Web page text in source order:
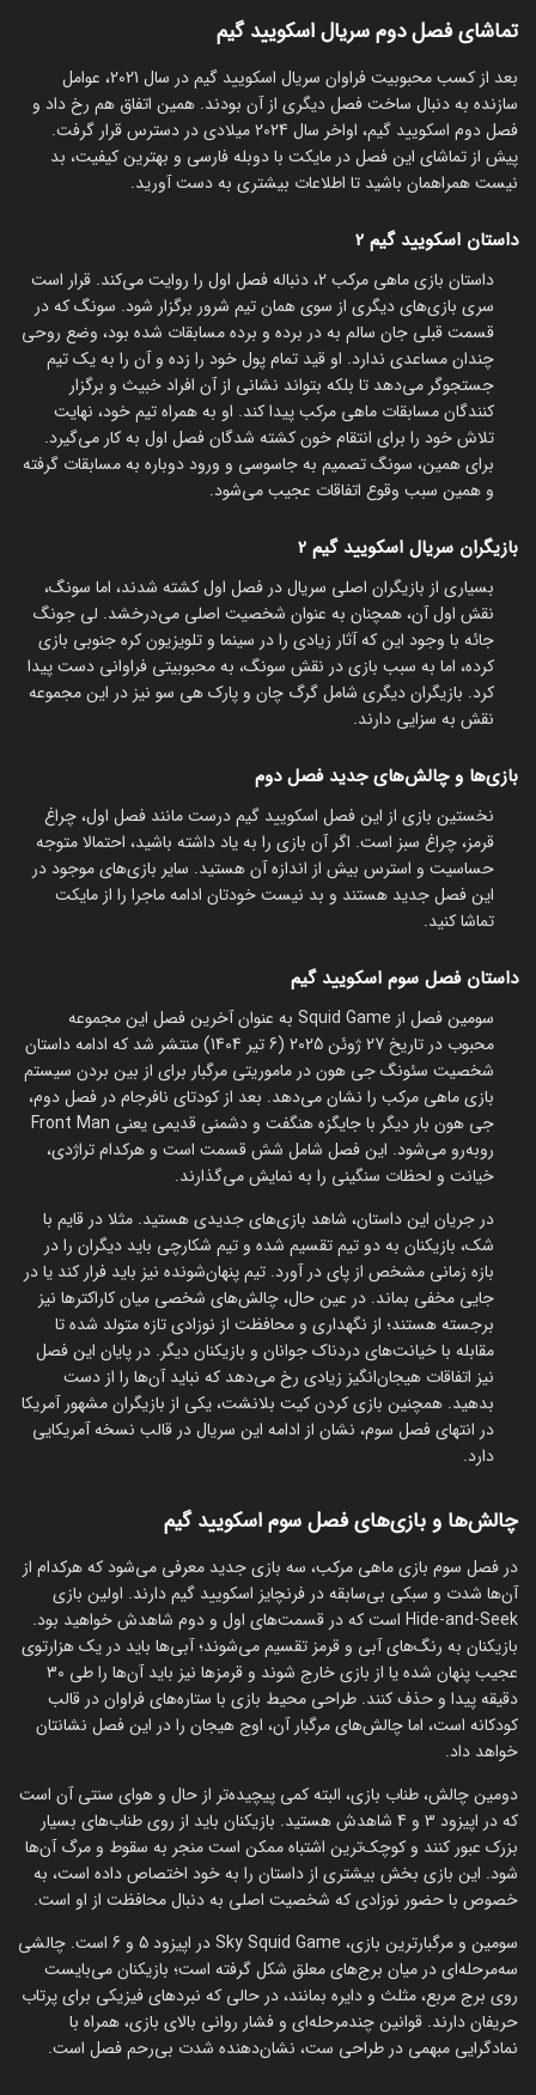
تماشای فصل دوم سریال اسکویید گیم
بعد از کسب محبوبیت فراوان سریال اسکویید گیم در سال 2021، عوامل
سازنده به دنبال ساخت فصل دیگری از آن بودند. همین اتفاق هم رخ داد و
فصل دوم اسکویید گیم، اواخر سال 2024 میلادی در دسترس قرار گرفت.
پیش از تماشای این فصل در مایکت با دوبله فارسی و بهترین کیفیت، بد
نیست همراهمان باشید تا اطلاعات بیشتری به دست آورید.
داستان اسکویید گیم 2
داستان بازی ماهی مرکب 2، دنباله فصل اول را روایت می‌کند. قرار است
سری بازی‌های دیگری از سوی همان تیم شرور برگزار شود. سونگ که در
قسمت قبلی جان سالم به در برده و برده مسابقات شده بود، وضع روحی
چندان مساعدی ندارد. او قید تمام پول خود را زده و آن را به یک تیم
جستجوگر می‌دهد تا بلکه بتواند نشانی از آن افراد خبیث و برگزار
کنندگان مسابقات ماهی مرکب پیدا کند. او به همراه تیم خود، نهایت
تلاش خود را برای انتقام خون کشته شدگان فصل اول به کار می‌گیرد.
برای همین، سونگ تصمیم به جاسوسی و ورود دوباره به مسابقات گرفته
و همین سبب وقوع اتفاقات عجیب می‌شود.
بازیگران سریال اسکویید گیم 2
بسیاری از بازیگران اصلی سریال در فصل اول کشته شدند، اما سونگ،
نقش اول آن، همچنان به عنوان شخصیت اصلی می‌درخشد. لی جونگ
جائه با وجود این که آثار زیادی را در سینما و تلویزیون کره جنوبی بازی
کرده، اما به سبب بازی در نقش سونگ، به محبوبیتی فراوانی دست پیدا
کرد. بازیگران دیگری شامل گرگ چان و پارک هی سو نیز در این مجموعه
نقش به سزایی دارند.
بازی‌ها و چالش‌های جدید فصل دوم
نخستین بازی از این فصل اسکویید گیم درست مانند فصل اول، چراغ
قرمز، چراغ سبز است. اگر آن بازی را به یاد داشته باشید، احتمالا متوجه
حساسیت و استرس بیش از اندازه آن هستید. سایر بازی‌های موجود در
این فصل جدید هستند و بد نیست خودتان ادامه ماجرا را از مایکت
تماشا کنید.
داستان فصل سوم اسکویید گیم
سومین فصل از Squid Game به عنوان آخرین فصل این مجموعه
محبوب در تاریخ 27 ژوئن 2025 (6 تیر 1404) منتشر شد که ادامه داستان
شخصیت سئونگ جی هون در ماموریتی مرگبار برای از بین بردن سیستم
بازی ماهی مرکب را نشان می‌دهد. بعد از کودتای نافرجام در فصل دوم،
جی هون بار دیگر با جایگزه هنگفت و دشمنی قدیمی یعنی Front Man
رو‌به‌رو می‌شود. این فصل شامل شش قسمت است و هرکدام تراژدی،
خیانت و لحظات سنگینی را به نمایش می‌گذارند.
در جریان این داستان، شاهد بازی‌های جدیدی هستید. مثلا در قایم با
شک، بازیکنان به دو تیم تقسیم شده و تیم شکارچی باید دیگران را در
بازه زمانی مشخص از پای در آورد. تیم پنهان‌شونده نیز باید فرار کند یا در
جایی مخفی بماند. در عین حال، چالش‌های شخصی میان کاراکترها نیز
برجسته هستند؛ از نگهداری و محافظت از نوزادی تازه متولد شده تا
مقابله با خیانت‌های دردناک جوانان و بازیکنان دیگر. در پایان این فصل
نیز اتفاقات هیجان‌انگیز زیادی رخ می‌دهد که نباید آن‌ها را از دست
بدهید. همچنین بازی کردن کیت بلانشت، یکی از بازیگران مشهور آمریکا
در انتهای فصل سوم، نشان از ادامه این سریال در قالب نسخه آمریکایی
دارد.
چالش‌ها و بازی‌های فصل سوم اسکویید گیم
در فصل سوم بازی ماهی مرکب، سه بازی جدید معرفی می‌شود که هرکدام از
آن‌ها شدت و سبکی بی‌سابقه در فرنچایز اسکویید گیم دارند. اولین بازی
Hide-and-Seek است که در قسمت‌های اول و دوم شاهدش خواهید بود.
بازیکنان به رنگ‌های آبی و قرمز تقسیم می‌شوند؛ آبی‌ها باید در یک هزارتوی
عجیب پنهان شده یا از بازی خارج شوند و قرمزها نیز باید آن‌ها را طی 30
دقیقه پیدا و حذف کنند. طراحی محیط بازی با ستاره‌های فراوان در قالب
کودکانه است، اما چالش‌های مرگبار آن، اوج هیجان را در این فصل نشانتان
خواهد داد.
دومین چالش، طناب بازی، البته کمی پیچیده‌تر از حال و هوای سنتی آن است
که در اپیزود 3 و 4 شاهدش هستید. بازیکنان باید از روی طناب‌های بسیار
بزرک عبور کنند و کوچک‌ترین اشتباه ممکن است منجر به سقوط و مرگ آن‌ها
شود. این بازی بخش بیشتری از داستان را به خود اختصاص داده است، به
خصوص با حضور نوزادی که شخصیت اصلی به دنبال محافظت از او است.
سومین و مرگبارترین بازی، Sky Squid Game در اپیزود 5 و 6 است. چالشی
سه‌مرحله‌ای در میان برج‌های معلق شکل گرفته است؛ بازیکنان می‌بایست
روی برج مربع، مثلث و دایره بمانند، در حالی که نبردهای فیزیکی برای پرتاب
حریفان دارند. قوانین چندمرحله‌ای و فشار روانی بالای بازی، همراه با
نمادگرایی مبهمی در طراحی ست، نشان‌دهنده شدت بی‌رحم فصل است.